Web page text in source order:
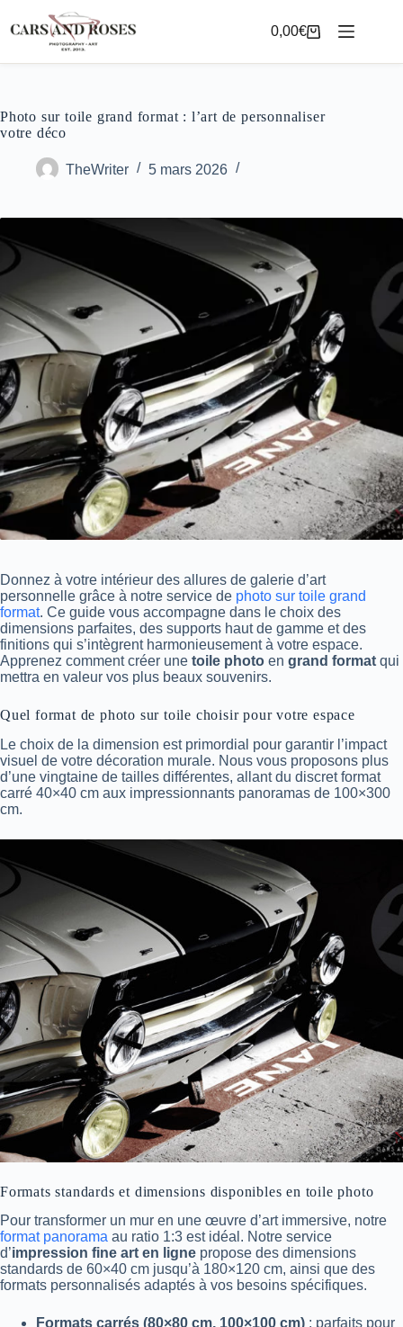
au
contenu
Panier
0,00€
Photo sur toile grand format : l’art de personnaliser
votre déco
TheWriter 5 mars 2026
Donnez à votre intérieur des allures de galerie d’art
personnelle grâce à notre service de photo sur toile grand
format. Ce guide vous accompagne dans le choix des
dimensions parfaites, des supports haut de gamme et des
finitions qui s’intègrent harmonieusement à votre espace.
Apprenez comment créer une toile photo en grand format qui
mettra en valeur vos plus beaux souvenirs.
Quel format de photo sur toile choisir pour votre espace
Le choix de la dimension est primordial pour garantir l’impact
visuel de votre décoration murale. Nous vous proposons plus
d’une vingtaine de tailles différentes, allant du discret format
carré 40×40 cm aux impressionnants panoramas de 100×300
cm.
Formats standards et dimensions disponibles en toile photo
Pour transformer un mur en une œuvre d’art immersive, notre
format panorama au ratio 1:3 est idéal. Notre service
d’impression fine art en ligne propose des dimensions
standards de 60×40 cm jusqu’à 180×120 cm, ainsi que des
formats personnalisés adaptés à vos besoins spécifiques.
Formats carrés (80×80 cm, 100×100 cm) : parfaits pour